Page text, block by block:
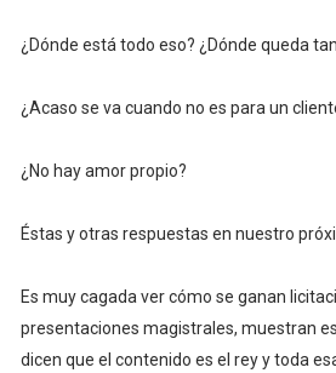
¿Dónde está todo eso? ¿Dónde queda
¿Acaso se va cuando no es para un
¿No hay amor propio?
Éstas y otras respuestas en nuestro
Es muy cagada ver cómo se ganan
presentaciones magistrales, muestran
dicen que el contenido es el rey y toda